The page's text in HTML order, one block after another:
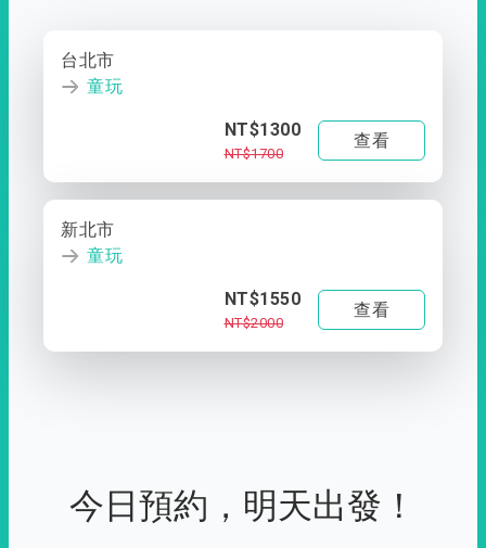
台北市
童玩
NT$1300
NT$1700
查看
新北市
童玩
NT$1550
NT$2000
查看
今日預約，明天出發！